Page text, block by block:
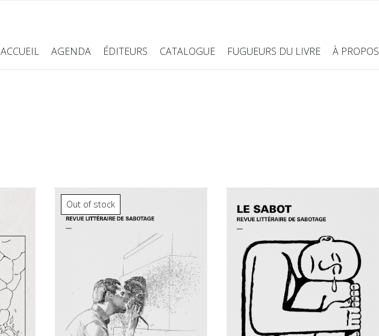
ACCUEIL AGENDA ÉDITEURS CATALOGUE FUGUEURS DU LIVRE À PROPOS
Out of stock